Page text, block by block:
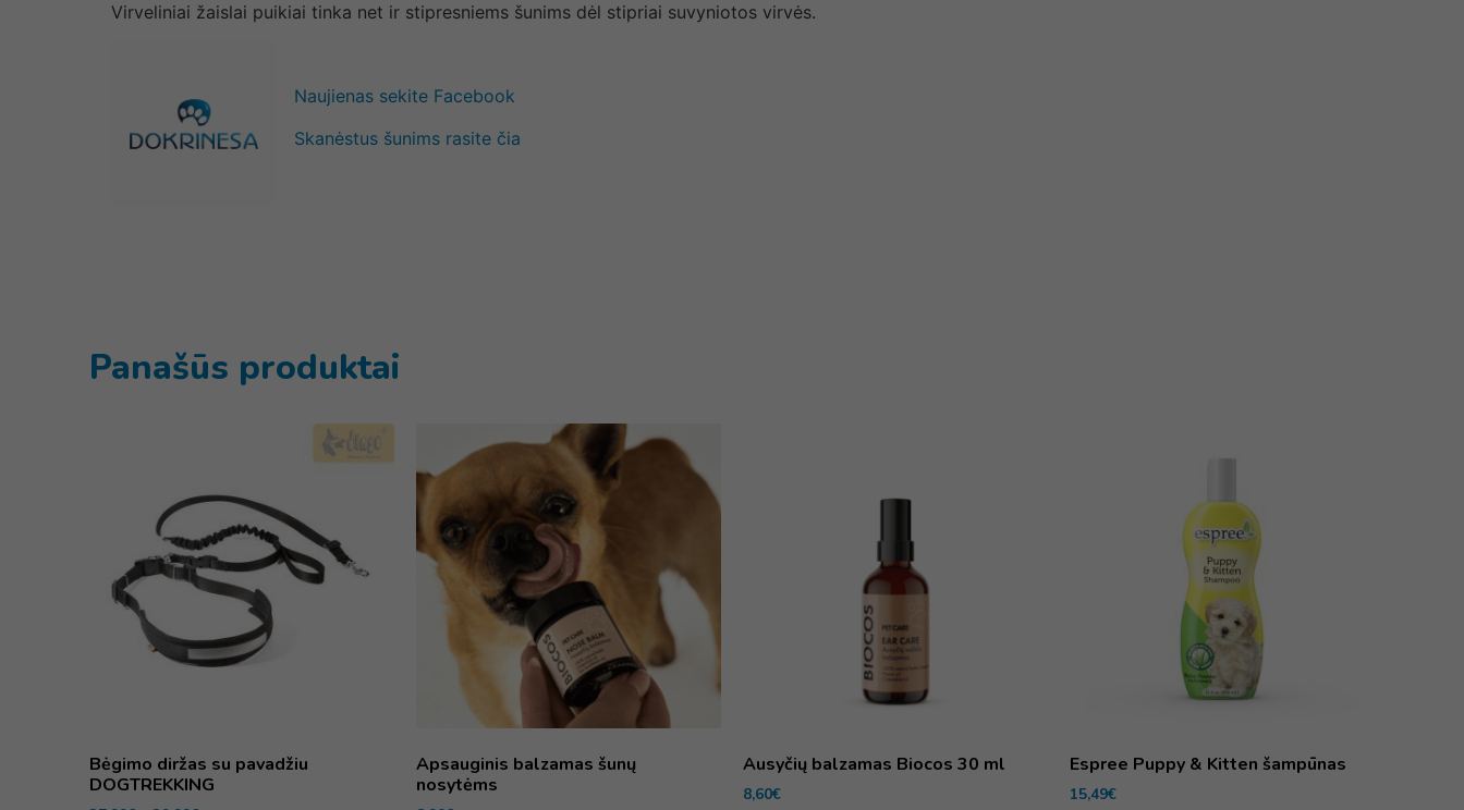
Virveliniai žaislai puikiai tinka net ir stipresniems šunims dėl stipriai suvyniotos virvės.
Naujienas sekite Facebook
Skanėstus šunims rasite čia
Panašūs produktai
Bėgimo diržas su pavadžiu
DOGTREKKING
Apsauginis balzamas šunų
nosytėms
Ausyčių balzamas Biocos 30 ml
8,60€
Espree Puppy & Kitten šampūnas
15,49€